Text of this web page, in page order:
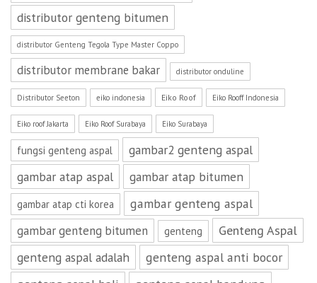
distributor genteng bitumen
distributor Genteng Tegola Type Master Coppo
distributor membrane bakar distributor onduline
Distributor Seeton eiko indonesia Eiko Roof Eiko Rooff Indonesia
Eiko roof Jakarta Eiko Roof Surabaya Eiko Surabaya
fungsi genteng aspal
gambar2 genteng aspal
gambar atap aspal
gambar atap bitumen
gambar atap cti korea gambar genteng aspal
gambar genteng bitumen genteng
Genteng Aspal
genteng aspal adalah
genteng aspal anti bocor